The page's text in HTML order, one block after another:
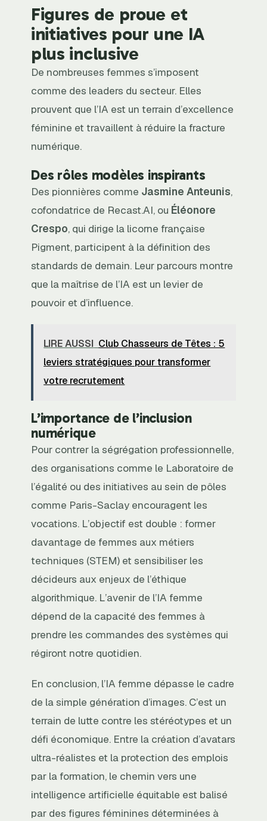
Figures de proue et
initiatives pour une IA
plus inclusive
De nombreuses femmes s’imposent
comme des leaders du secteur. Elles
prouvent que l’IA est un terrain d’excellence
féminine et travaillent à réduire la fracture
numérique.
Des rôles modèles inspirants
Des pionnières comme Jasmine Anteunis,
cofondatrice de Recast.AI, ou Éléonore
Crespo, qui dirige la licorne française
Pigment, participent à la définition des
standards de demain. Leur parcours montre
que la maîtrise de l’IA est un levier de
pouvoir et d’influence.
LIRE AUSSI Club Chasseurs de Têtes : 5
leviers stratégiques pour transformer
votre recrutement
L’importance de l’inclusion
numérique
Pour contrer la ségrégation professionnelle,
des organisations comme le Laboratoire de
l’égalité ou des initiatives au sein de pôles
comme Paris-Saclay encouragent les
vocations. L’objectif est double : former
davantage de femmes aux métiers
techniques (STEM) et sensibiliser les
décideurs aux enjeux de l’éthique
algorithmique. L’avenir de l’IA femme
dépend de la capacité des femmes à
prendre les commandes des systèmes qui
régiront notre quotidien.
En conclusion, l’IA femme dépasse le cadre
de la simple génération d’images. C’est un
terrain de lutte contre les stéréotypes et un
défi économique. Entre la création d’avatars
ultra-réalistes et la protection des emplois
par la formation, le chemin vers une
intelligence artificielle équitable est balisé
par des figures féminines déterminées à